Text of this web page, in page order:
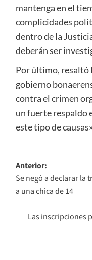
mantenga en el
complicidades
dentro de la
deberán ser
Por último, resaltó
gobierno
contra el crimen
un fuerte respaldo
este tipo de
Navegación
de
entradas
Anterior:
Se negó a declarar la
a una chica de 14
Las inscripciones